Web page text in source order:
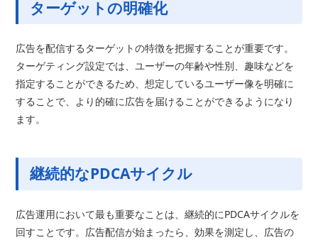
ターゲットの明確化
広告を配信するターゲットの特徴を把握することが重要です。
ターゲティング設定では、ユーザーの年齢や性別、趣味などを
指定することができるため、想定しているユーザー像を明確に
することで、より的確に広告を届けることができるようになり
ます。
継続的なPDCAサイクル
広告運用において最も重要なことは、継続的にPDCAサイクルを
回すことです。広告配信が始まったら、効果を測定し、広告の